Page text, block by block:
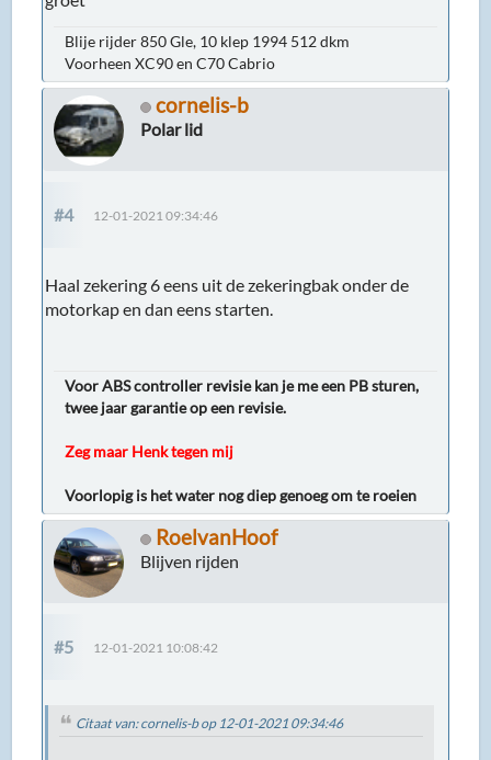
Blije rijder 850 Gle, 10 klep 1994 512 dkm
Voorheen XC90 en C70 Cabrio
cornelis-b
Polar lid
#4 12-01-2021 09:34:46
Haal zekering 6 eens uit de zekeringbak onder de
motorkap en dan eens starten.
Voor ABS controller revisie kan je me een PB sturen,
twee jaar garantie op een revisie.
Zeg maar Henk tegen mij
Voorlopig is het water nog diep genoeg om te roeien
RoelvanHoof
Blijven rijden
#5 12-01-2021 10:08:42
Citaat van: cornelis-b op 12-01-2021 09:34:46